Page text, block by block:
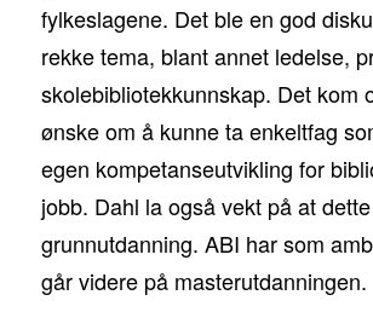
fylkeslagene. Det ble en god
rekke tema, blant annet ledelse,
skolebibliotekkunnskap. Det kom
ønske om å kunne ta enkeltfag
egen kompetanseutvikling for
jobb. Dahl la også vekt på at
grunnutdanning. ABI har som
går videre på masterutdanningen.